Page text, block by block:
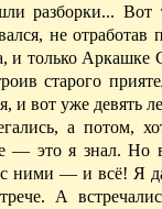
разборки...
не отработав
и только Аркашке
старого
и вот уже девять
а потом,
— это я знал. Но
с ними — и всё! Я
А